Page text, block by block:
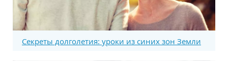
Секреты долголетия: уроки из синих зон Земли